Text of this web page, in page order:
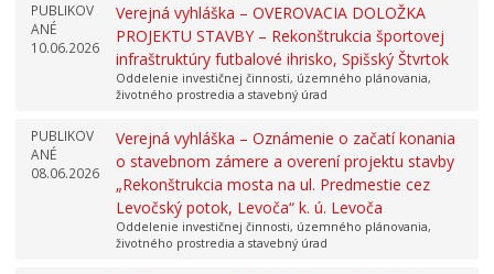
PUBLIKOV
ANÉ
10.06.2026
Verejná vyhláška – OVEROVACIA DOLOŽKA
PROJEKTU STAVBY – Rekonštrukcia športovej
infraštruktúry futbalové ihrisko, Spišský Štvrtok
Oddelenie investičnej činnosti, územného plánovania,
životného prostredia a stavebný úrad
PUBLIKOV
ANÉ
08.06.2026
Verejná vyhláška – Oznámenie o začatí konania
o stavebnom zámere a overení projektu stavby
„Rekonštrukcia mosta na ul. Predmestie cez
Levočský potok, Levoča“ k. ú. Levoča
Oddelenie investičnej činnosti, územného plánovania,
životného prostredia a stavebný úrad